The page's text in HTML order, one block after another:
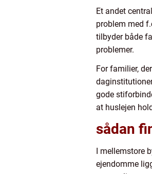
Et andet
problem med
tilbyder både
problemer.
For familier,
gode
at huslejen
sådan
I mellemstore
ejendomme